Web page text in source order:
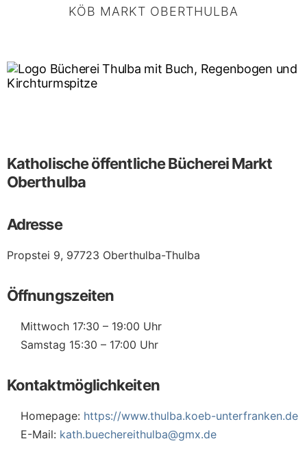
Kategorien
KÖB MARKT OBERTHULBA
Katholische öffentliche Bücherei Markt
Oberthulba
Adresse
Propstei 9, 97723 Oberthulba-Thulba
Öffnungszeiten
Mittwoch 17:30 – 19:00 Uhr
Samstag 15:30 – 17:00 Uhr
Kontaktmöglichkeiten
Homepage: https://www.thulba.koeb-unterfranken.de
E-Mail: kath.buechereithulba@gmx.de